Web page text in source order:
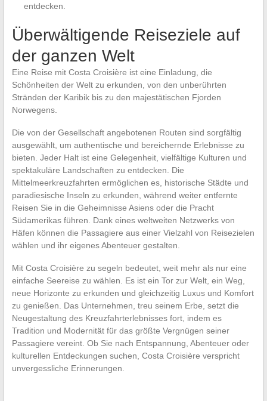
entdecken.
Überwältigende Reiseziele auf
der ganzen Welt
Eine Reise mit Costa Croisière ist eine Einladung, die
Schönheiten der Welt zu erkunden, von den unberührten
Stränden der Karibik bis zu den majestätischen Fjorden
Norwegens.
Die von der Gesellschaft angebotenen Routen sind sorgfältig
ausgewählt, um authentische und bereichernde Erlebnisse zu
bieten. Jeder Halt ist eine Gelegenheit, vielfältige Kulturen und
spektakuläre Landschaften zu entdecken. Die
Mittelmeerkreuzfahrten ermöglichen es, historische Städte und
paradiesische Inseln zu erkunden, während weiter entfernte
Reisen Sie in die Geheimnisse Asiens oder die Pracht
Südamerikas führen. Dank eines weltweiten Netzwerks von
Häfen können die Passagiere aus einer Vielzahl von Reisezielen
wählen und ihr eigenes Abenteuer gestalten.
Mit Costa Croisière zu segeln bedeutet, weit mehr als nur eine
einfache Seereise zu wählen. Es ist ein Tor zur Welt, ein Weg,
neue Horizonte zu erkunden und gleichzeitig Luxus und Komfort
zu genießen. Das Unternehmen, treu seinem Erbe, setzt die
Neugestaltung des Kreuzfahrterlebnisses fort, indem es
Tradition und Modernität für das größte Vergnügen seiner
Passagiere vereint. Ob Sie nach Entspannung, Abenteuer oder
kulturellen Entdeckungen suchen, Costa Croisière verspricht
unvergessliche Erinnerungen.